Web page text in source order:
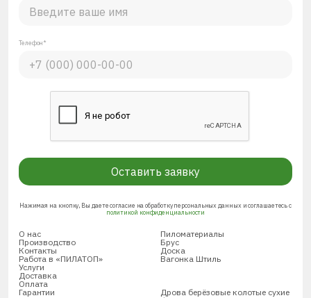
Телефон*
Оставить заявку
Нажимая на кнопку, Вы даете согласие на обработку персональных данных и соглашаетесь с
политикой конфиденциальности
О нас
Производство
Контакты
Работа в «ПИЛАТОП»
Услуги
Доставка
Оплата
Гарантии
Пиломатериалы
Брус
Доска
Вагонка Штиль
Дрова берёзовые колотые сухие